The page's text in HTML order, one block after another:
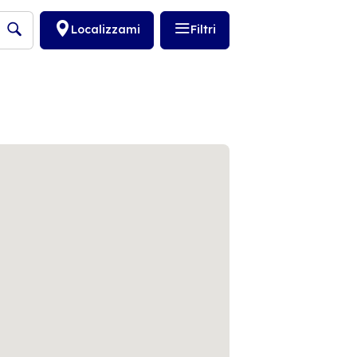
Localizzami Filtri